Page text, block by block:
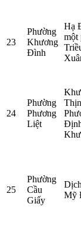
23
Phường
Khương
Đình
Hạ
một
24
Phường
Phương
Liệt
25
Phường
Cầu
Giấy
Mỹ